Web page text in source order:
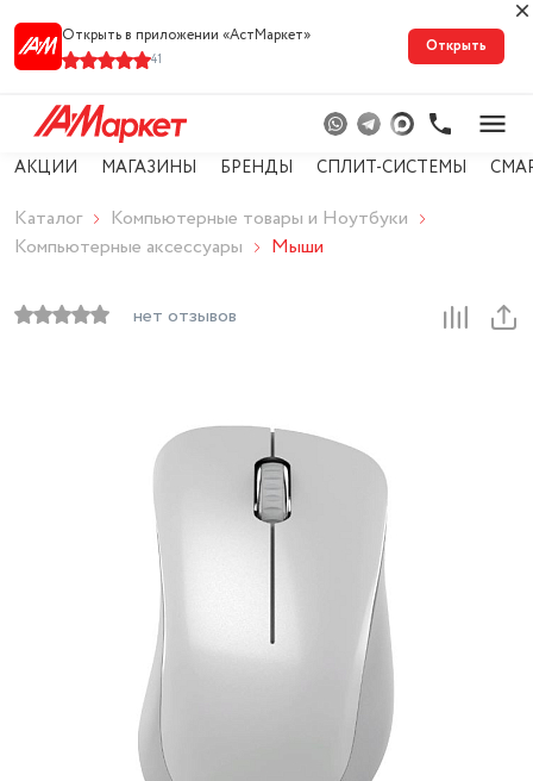
Открыть в приложении «АстМарке‪т‬»
41
Открыть
АКЦИИ МАГАЗИНЫ БРЕНДЫ СПЛИТ-СИСТЕМЫ
Каталог
Компьютерные товары и Ноутбуки
Компьютерные аксессуары
Мыши
нет отзывов